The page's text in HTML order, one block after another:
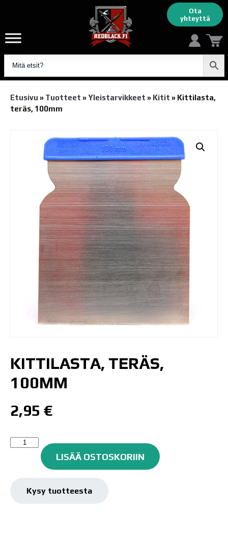
Ota
yhteyttä
Etusivu » Tuotteet » Yleistarvikkeet » Kitit » Kittilasta,
teräs, 100mm
KITTILASTA, TERÄS,
100MM
2,95 €
Kittilasta,
LISÄÄ OSTOSKORIIN
Kysy tuotteesta